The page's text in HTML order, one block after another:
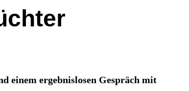
einem ergebnislosen Gespräch mit